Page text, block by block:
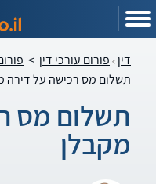
דין פורום עורכי דין >
תשלום מס רכישה על דירה
תשלום מס
מקבלן